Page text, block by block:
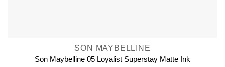
SON MAYBELLINE
Son Maybelline 05 Loyalist Superstay Matte Ink